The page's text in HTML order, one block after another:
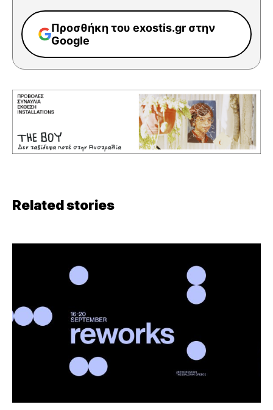
Προσθήκη του exostis.gr στην
Google
Related stories